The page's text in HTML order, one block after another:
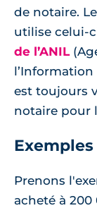
de notaire.
utilise celui-
de l’ANIL
est toujours
notaire pour
Prenons
acheté à 200